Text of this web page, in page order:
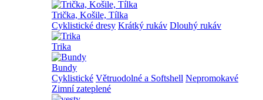
Trička, Košile, Tílka
Cyklistické dresy Krátký rukáv Dlouhý rukáv
Trika
Bundy
Cyklistické Větruodolné a Softshell Nepromokavé
Zimní zateplené